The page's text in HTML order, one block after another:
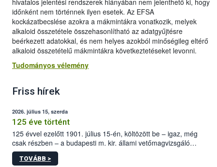
hivatalos jelentési rendszerek hiányában nem jelenthető ki, hogy
időnként nem történnek ilyen esetek. Az EFSA
kockázatbecslése azokra a mákmintákra vonatkozik, melyek
alkaloid összetétele összehasonlítható az adatgyűjtésre
beérkezett adatokkal, és nem helyes azokból minőségileg eltérő
alkaloid összetételű mákmintákra következtetéseket levonni.
Tudományos vélemény
Friss hírek
2026. július 15, szerda
125 éve történt
125 évvel ezelőtt 1901. július 15-én, költözött be – igaz, még
csak részben – a budapesti m. kir. állami vetőmagvizsgáló
állomás a Kis Rókus utca 15. szám alatti, Czigler Győző által
tervezett új épületébe.
TOVÁBB >